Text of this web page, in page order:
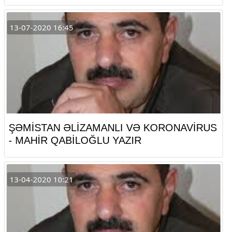
13-07-2020 16:45
ŞƏMİSTAN ƏLİZAMANLI VƏ KORONAVİRUS
- MAHİR QABİLOĞLU YAZIR
13-04-2020 10:21